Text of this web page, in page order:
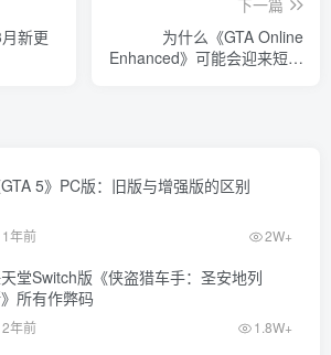
新更
为什么《GTA Online
Enhanced》可能会迎来短暂
GTA 5》PC版：旧版与增强版的区别
1年前 2W+
堂Switch版《侠盗猎车手：圣安地列
所有作弊码
2年前 1.8W+